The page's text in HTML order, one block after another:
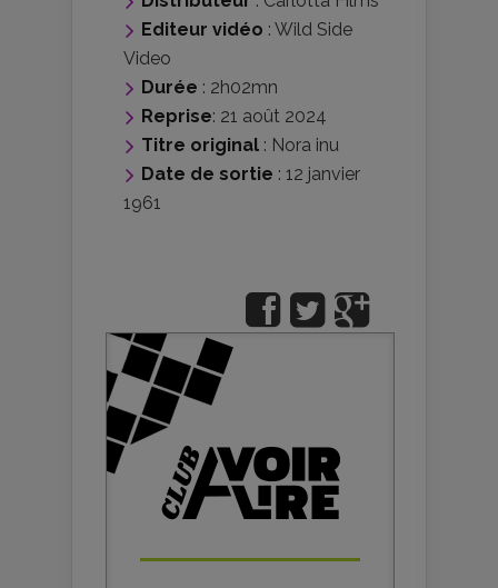
Editeur vidéo : Wild Side
Video
Durée : 2h02mn
Reprise: 21 août 2024
Titre original : Nora inu
Date de sortie : 12 janvier
1961